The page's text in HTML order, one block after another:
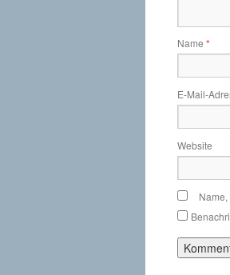
Name *
E-Mail-
Website